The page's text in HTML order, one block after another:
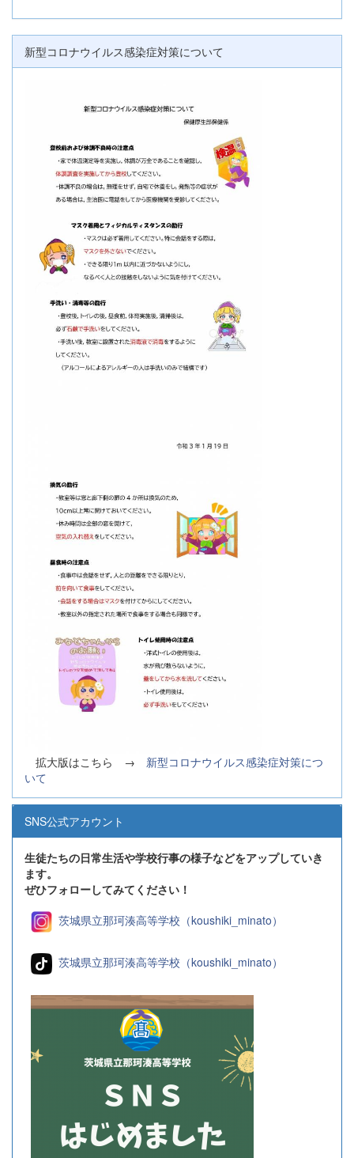
新型コロナウイルス感染症対策について
拡大版はこちら → 新型コロナウイルス感染症対策につ
いて
SNS公式アカウント
生徒たちの日常生活や学校行事の様子などをアップしていき
ます。
ぜひフォローしてみてください！
茨城県立那珂湊高等学校（koushiki_minato）
茨城県立那珂湊高等学校（koushiki_minato）